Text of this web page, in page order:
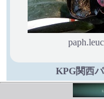
KPG関西